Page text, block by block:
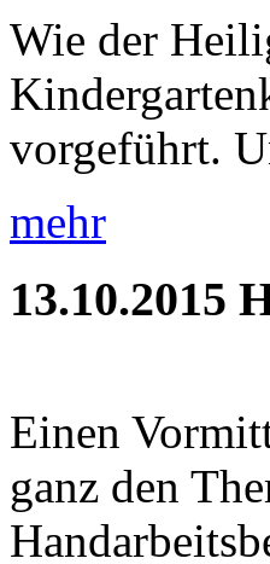
Wie der
vorgeführt.
mehr
13.10.2015
Einen
ganz den